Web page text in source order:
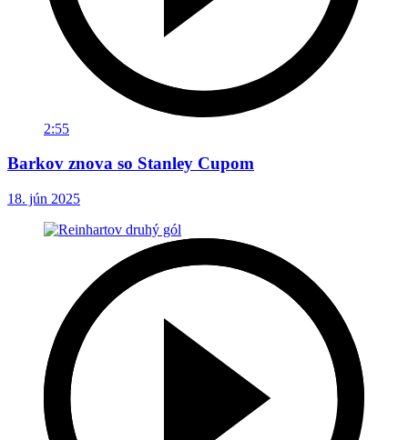
2:55
Barkov znova so Stanley Cupom
18. jún 2025